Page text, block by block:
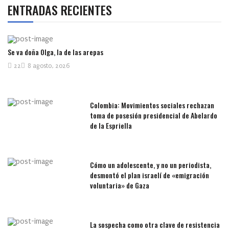
ENTRADAS RECIENTES
Se va doña Olga, la de las arepas
8 agosto, 2026
22
Colombia: Movimientos sociales rechazan
toma de posesión presidencial de Abelardo
de la Espriella
Cómo un adolescente, y no un periodista,
desmontó el plan israelí de «emigración
voluntaria» de Gaza
La sospecha como otra clave de resistencia